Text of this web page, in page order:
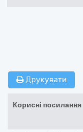
Друкувати
Корисні посилання